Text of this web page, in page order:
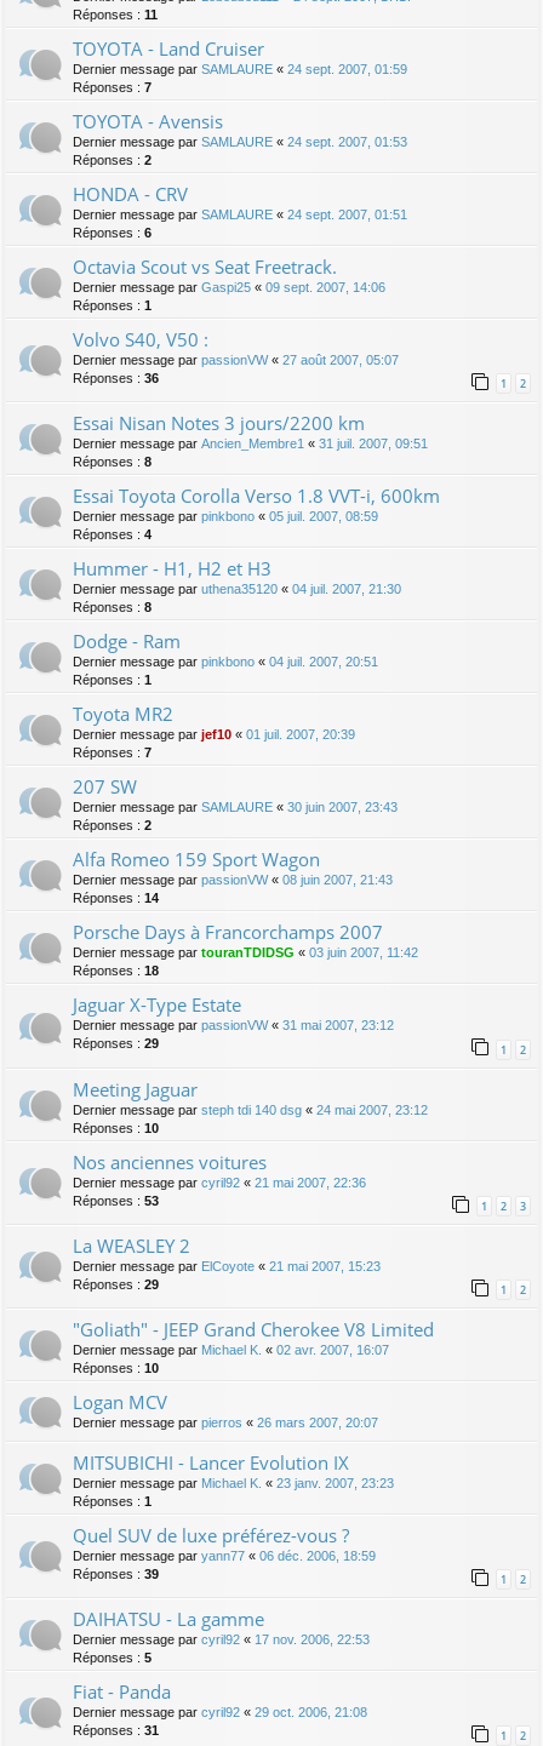
Réponses : 11
TOYOTA - Land Cruiser
Dernier message par SAMLAURE « 24 sept. 2007, 01:59
Réponses : 7
TOYOTA - Avensis
Dernier message par SAMLAURE « 24 sept. 2007, 01:53
Réponses : 2
HONDA - CRV
Dernier message par SAMLAURE « 24 sept. 2007, 01:51
Réponses : 6
Octavia Scout vs Seat Freetrack.
Dernier message par Gaspi25 « 09 sept. 2007, 14:06
Réponses : 1
Volvo S40, V50 :
Dernier message par passionVW« 27 août 2007, 05:07
Réponses : 36 1 2
Essai Nisan Notes 3 jours/2200 km
Dernier message par Ancien_Membre1 « 31 juil. 2007, 09:51
Réponses : 8
Essai Toyota Corolla Verso 1.8 VVT-i, 600km
Dernier message par pinkbono « 05 juil. 2007, 08:59
Réponses : 4
Hummer - H1, H2 et H3
Dernier message par uthena35120 « 04 juil. 2007, 21:30
Réponses : 8
Dodge - Ram
Dernier message par pinkbono « 04 juil. 2007, 20:51
Réponses : 1
Toyota MR2
Dernier message par jef10 « 01 juil. 2007, 20:39
Réponses : 7
207 SW
Dernier message par SAMLAURE « 30 juin 2007, 23:43
Réponses : 2
Alfa Romeo 159 Sport Wagon
Dernier message par passionVW« 08 juin 2007, 21:43
Réponses : 14
Porsche Days à Francorchamps 2007
Dernier message par touranTDIDSG « 03 juin 2007, 11:42
Réponses : 18
Jaguar X-Type Estate
Dernier message par passionVW« 31 mai 2007, 23:12
Réponses : 29 1 2
Meeting Jaguar
Dernier message par steph tdi 140 dsg « 24 mai 2007, 23:12
Réponses : 10
Nos anciennes voitures
Dernier message par cyril92 « 21 mai 2007, 22:36
Réponses : 53 1 2 3
La WEASLEY 2
Dernier message par ElCoyote « 21 mai 2007, 15:23
Réponses : 29 1 2
"Goliath" - JEEP Grand Cherokee V8 Limited
Dernier message par Michael K. « 02 avr. 2007, 16:07
Réponses : 10
Logan MCV
Dernier message par pierros « 26 mars 2007, 20:07
MITSUBICHI - Lancer Evolution IX
Dernier message par Michael K. « 23 janv. 2007, 23:23
Réponses : 1
Quel SUV de luxe préférez-vous ?
Dernier message par yann77 « 06 déc. 2006, 18:59
Réponses : 39 1 2
DAIHATSU - La gamme
Dernier message par cyril92 « 17 nov. 2006, 22:53
Réponses : 5
Fiat - Panda
Dernier message par cyril92 « 29 oct. 2006, 21:08
Réponses : 31 1 2